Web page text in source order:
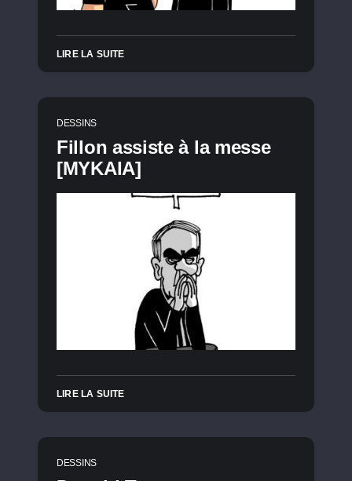
LIRE LA SUITE
DESSINS
Fillon assiste à la messe
[MYKAIA]
LIRE LA SUITE
DESSINS